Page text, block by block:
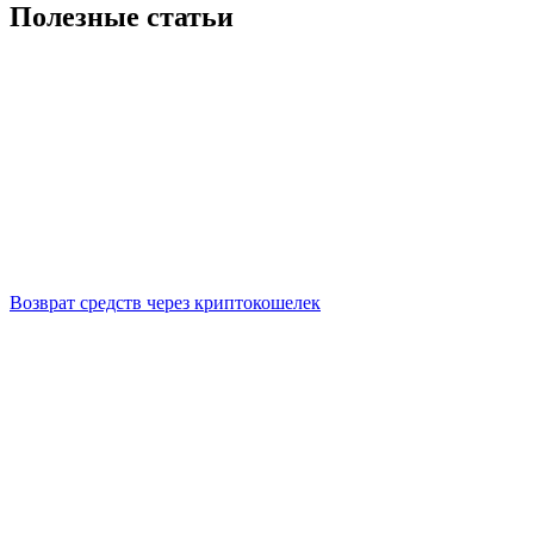
Полезные статьи
Возврат средств через криптокошелек